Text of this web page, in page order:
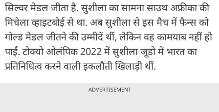
सिल्वर मेडल जीता है. सुशीला का सामना साउथ अफ्रीका की
मिचेला व्हाइटबोई से था. अब सुशीला से इस मैच में फैन्स को
गोल्ड मेडल जीतने की उम्मीदें थीं, लेकिन वह कामयाब नहीं हो
पाईं. टोक्यो ओलंपिक 2022 में सुशीला जूडो में भारत का
प्रतिनिधित्व करने वाली इकलौती खिलाड़ी थीं.
ADVERTISEMENT